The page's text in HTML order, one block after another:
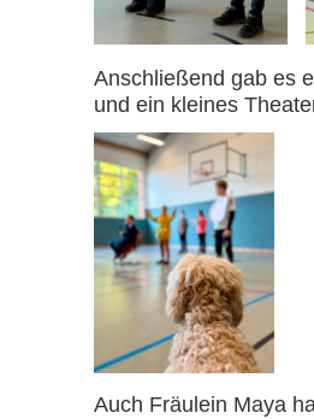
Anschließend gab es
und ein kleines
Auch Fräulein Maya